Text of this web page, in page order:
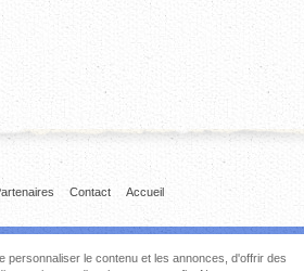
Accueil
Contact
personnaliser le contenu et les annonces, d'offrir des